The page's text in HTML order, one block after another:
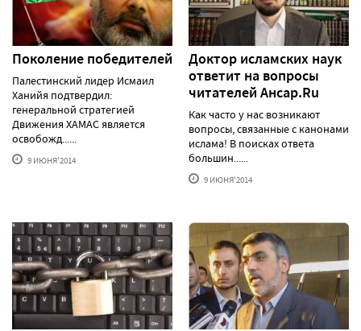
Поколение победителей
Палестинский лидер Исмаил
Ханийя подтвердил:
генеральной стратегией
Движения ХАМАС является
освобожд......
9 ИЮНЯ'2014
Доктор исламских наук
ответит на вопросы
читателей Ансар.Ru
Как часто у нас возникают
вопросы, связанные с канонами
ислама! В поисках ответа
большин......
9 ИЮНЯ'2014